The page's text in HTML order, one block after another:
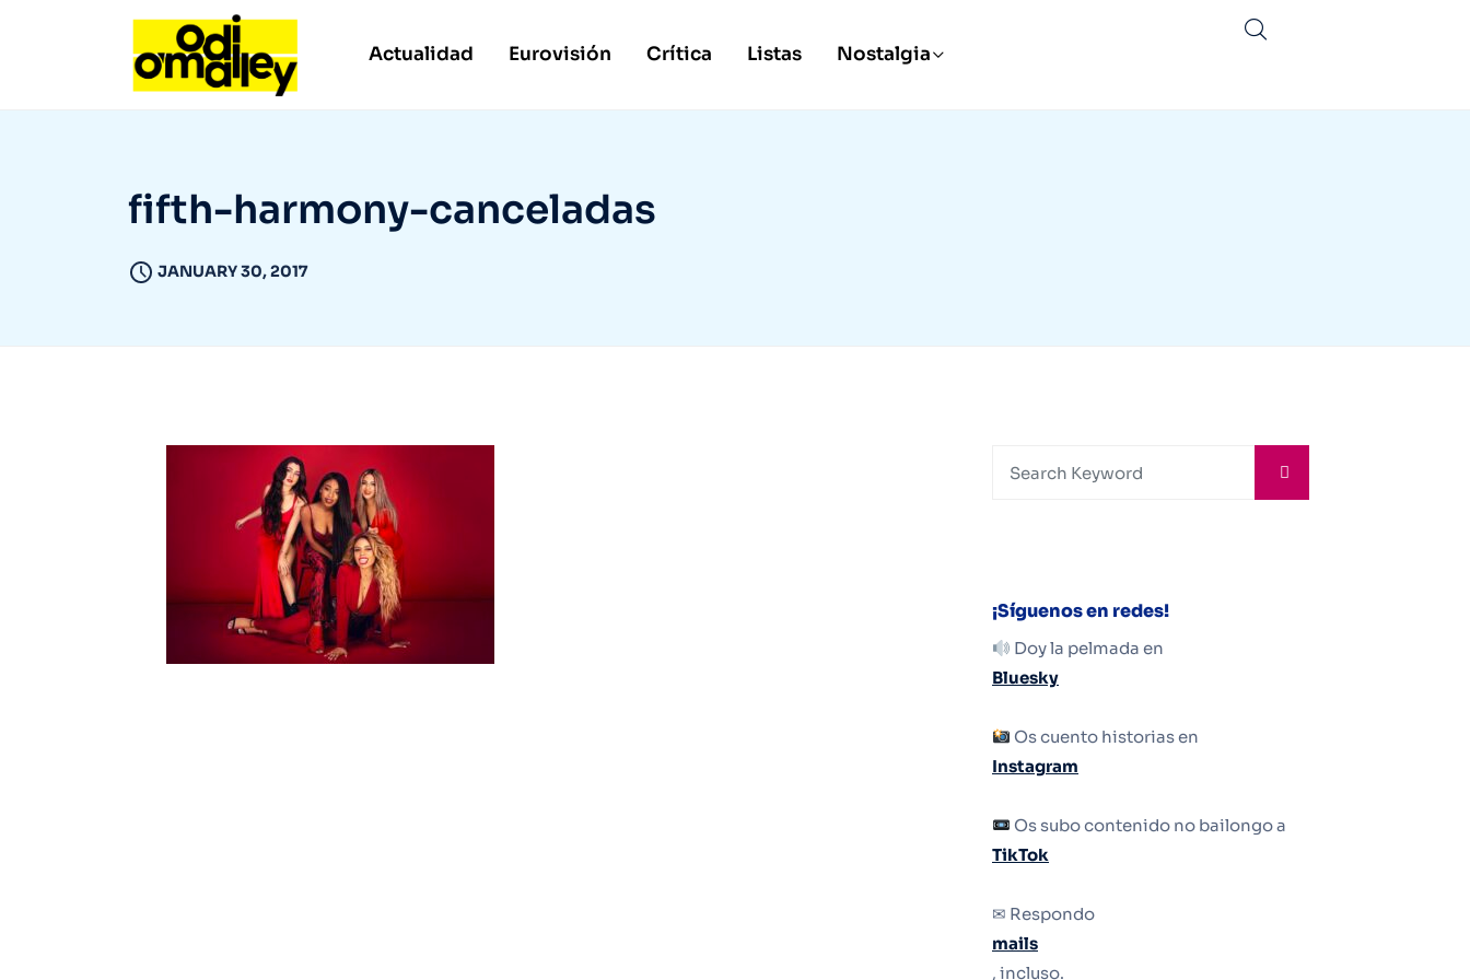
Actualidad Eurovisión Crítica Listas Nostalgia
fifth-harmony-canceladas
JANUARY 30, 2017
¡Síguenos en redes!
Doy la pelmada en
Bluesky
Os cuento historias en
Instagram
Os subo contenido no bailongo a
TikTok
✉ Respondo
mails
, incluso.